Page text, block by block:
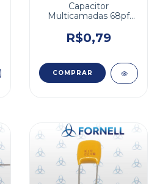
Capacitor
Multicamadas 68pf
R$0,79